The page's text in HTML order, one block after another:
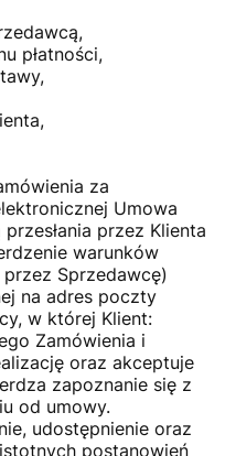
płatności,
za
Umowa
przez Klienta
warunków
przez Sprzedawcę)
na adres poczty
w której Klient:
Zamówienia i
oraz akceptuje
zapoznanie się z
od umowy.
udostępnienie oraz
postanowień